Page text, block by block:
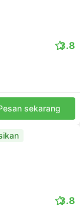
3.8
sekarang
3.8